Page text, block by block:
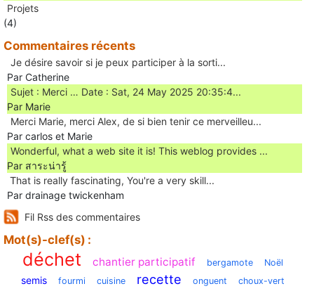
Projets
(4)
Commentaires récents
Je désire savoir si je peux participer à la sorti...
Par Catherine
Sujet : Merci … Date : Sat, 24 May 2025 20:35:4...
Par Marie
Merci Marie, merci Alex, de si bien tenir ce merveilleu...
Par carlos et Marie
Wonderful, what a web site it is! This weblog provides ...
Par สาระน่ารู้
Ꭲhat is really fascinating, You'rе a very skill...
Par drainage twickenham
Fil Rss des commentaires
Mot(s)-clef(s) :
déchet chantier participatif bergamote Noël
semis fourmi cuisine recette onguent choux-vert